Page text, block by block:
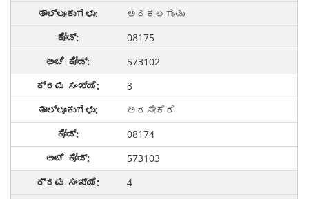
ಅರಕಲಗೂಡು
08175
573102
3
ಅರಸೀಕೆರೆ
08174
573103
4